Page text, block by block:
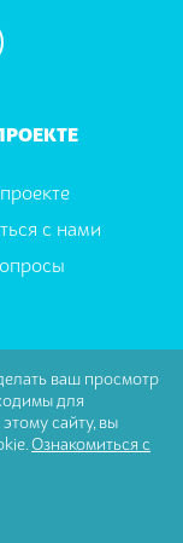
с нами
Политика
ваш просмотр
для
сайту, вы
Ознакомиться с